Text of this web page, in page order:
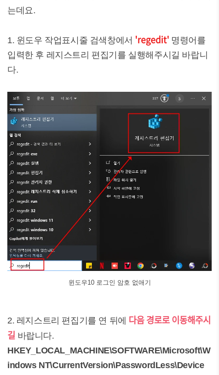
는데요.
1. 윈도우 작업표시줄 검색창에서 'regedit' 명령어를
입력한 후 레지스트리 편집기를 실행해주시길 바랍니
다.
윈도우10 로그인 암호 없애기
2. 레지스트리 편집기를 연 뒤에 다음 경로로 이동해주시
길바랍니다.
HKEY_LOCAL_MACHINE\SOFTWARE\Microsoft\W
indows NT\CurrentVersion\PasswordLess\Device